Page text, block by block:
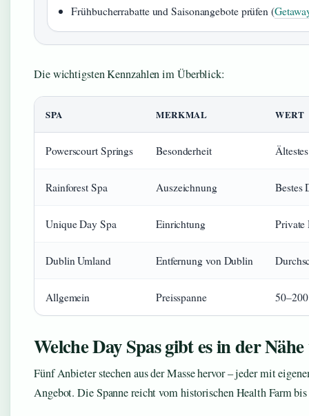
Frühbucherrabatte und Saisonangebote prüfen (
Die wichtigsten Kennzahlen im Überblick:
SPA MERKMAL WERT
Powerscourt Springs Besonderheit
Rainforest Spa Auszeichnung Bestes
Unique Day Spa Einrichtung Private
Dublin Umland Entfernung von Dublin
Allgemein Preisspanne
Welche Day Spas gibt es in der
Fünf Anbieter stechen aus der Masse hervor – jeder mit
Angebot. Die Spanne reicht vom historischen Health Farm